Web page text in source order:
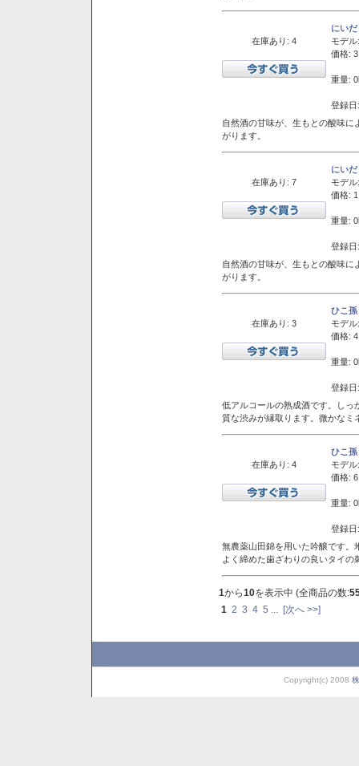
在庫あり: 4
にい
モデル:
価格:
重量:
登録
自然酒の甘味が、生もとの酸味
がります。
在庫あり: 7
にい
モデル:
価格:
重量:
登録
自然酒の甘味が、生もとの酸味
がります。
在庫あり: 3
ひこ
モデル:
価格:
重量:
登録
低アルコールの熟成酒です。しっ
質な渋みが縁取ります。微かなミ
在庫あり: 4
ひこ
モデル:
価格:
重量:
登録
無農薬山田錦を用いた吟醸です
よく締めた歯ざわりの良いタイ
1から10を表示中 (全商品の数:
1 2 3 4 5 [次へ >>]
Copyright(c) 2008